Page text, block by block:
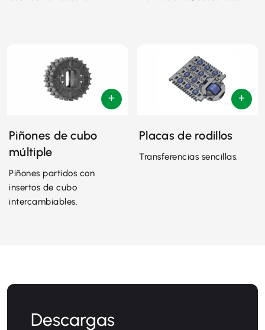
Piñones de cubo
múltiple
Piñones partidos con
insertos de cubo
intercambiables.
Placas de rodillos
Transferencias sencillas.
Descargas